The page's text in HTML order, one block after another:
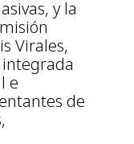
y la
Virales,
e
de